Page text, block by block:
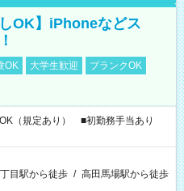
OK】iPhoneなどス
OK 大学生歓迎
ブランクOK
（規定あり） ■初勤務手当あり
目駅から徒歩 / 高田馬場駅から徒歩